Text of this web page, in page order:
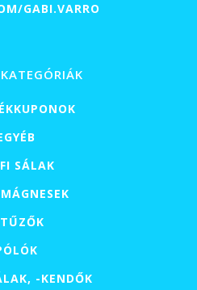
GABI.VARRO
SÁLAK
-KENDŐK